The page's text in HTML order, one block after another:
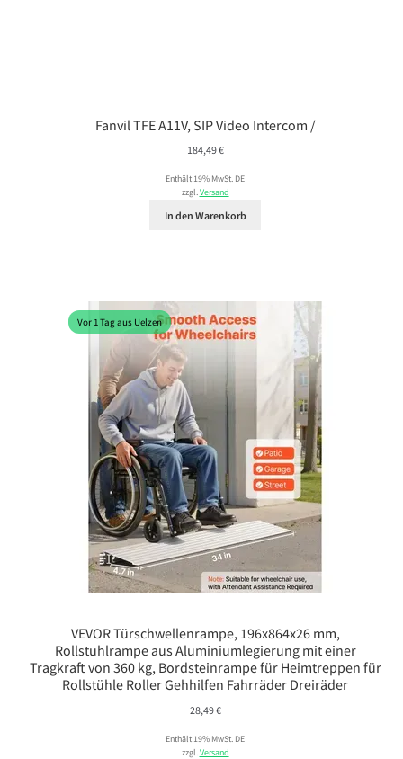
Fanvil TFE A11V, SIP Video Intercom /
184,49€
Enthält 19% MwSt. DE
zzgl.Versand
In den Warenkorb
Vor 1 Tag aus Uelzen
VEVOR Türschwellenrampe, 196x864x26 mm,
Rollstuhlrampe aus Aluminiumlegierung mit einer
Tragkraft von 360 kg, Bordsteinrampe für Heimtreppen für
Rollstühle Roller Gehhilfen Fahrräder Dreiräder
28,49€
Enthält 19% MwSt. DE
zzgl.Versand